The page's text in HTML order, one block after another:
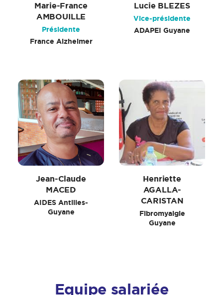
Marie-France
AMBOUILLE
Présidente
France Alzheimer
Lucie BLEZES
Vice-présidente
ADAPEI Guyane
Jean-Claude
MACED
AIDES Antilles-
Guyane
Henriette
AGALLA-
CARISTAN
Fibromyalgie
Guyane
Equipe salariée